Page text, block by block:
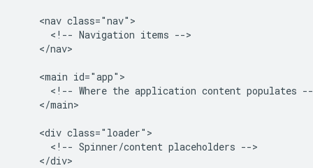
    <nav class="nav">
      <!-- Navigation items -->
    </nav>
    <main id="app">
<!-- Where the application content populates
    </main>
    <div class="loader">
      <!-- Spinner/content placeholders -->
    </div>